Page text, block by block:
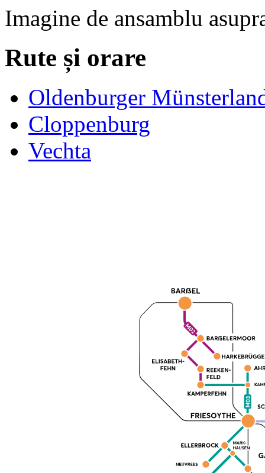
Imagine de ansamblu
Rute și orare
Oldenburger
Cloppenburg
Vechta